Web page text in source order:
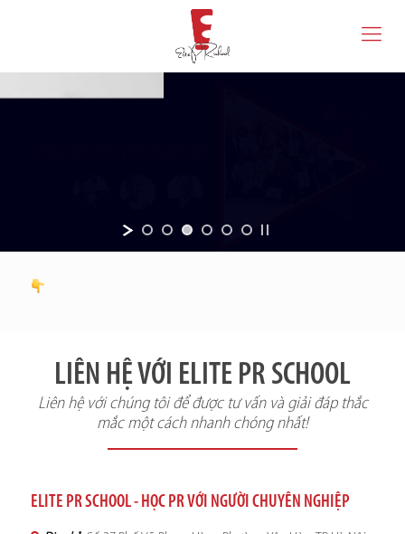
LIÊN HỆ VỚI ELITE PR SCHOOL
Liên hệ với chúng tôi để được tư vấn và giải đáp thắc
mắc một cách nhanh chóng nhất!
ELITE PR SCHOOL - HỌC PR VỚI NGƯỜI CHUYÊN NGHIỆP